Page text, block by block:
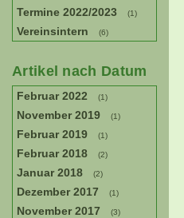
Termine 2022/2023 (1)
Vereinsintern (6)
Artikel nach Datum
Februar 2022 (1)
November 2019 (1)
Februar 2019 (1)
Februar 2018 (2)
Januar 2018 (2)
Dezember 2017 (1)
November 2017 (3)